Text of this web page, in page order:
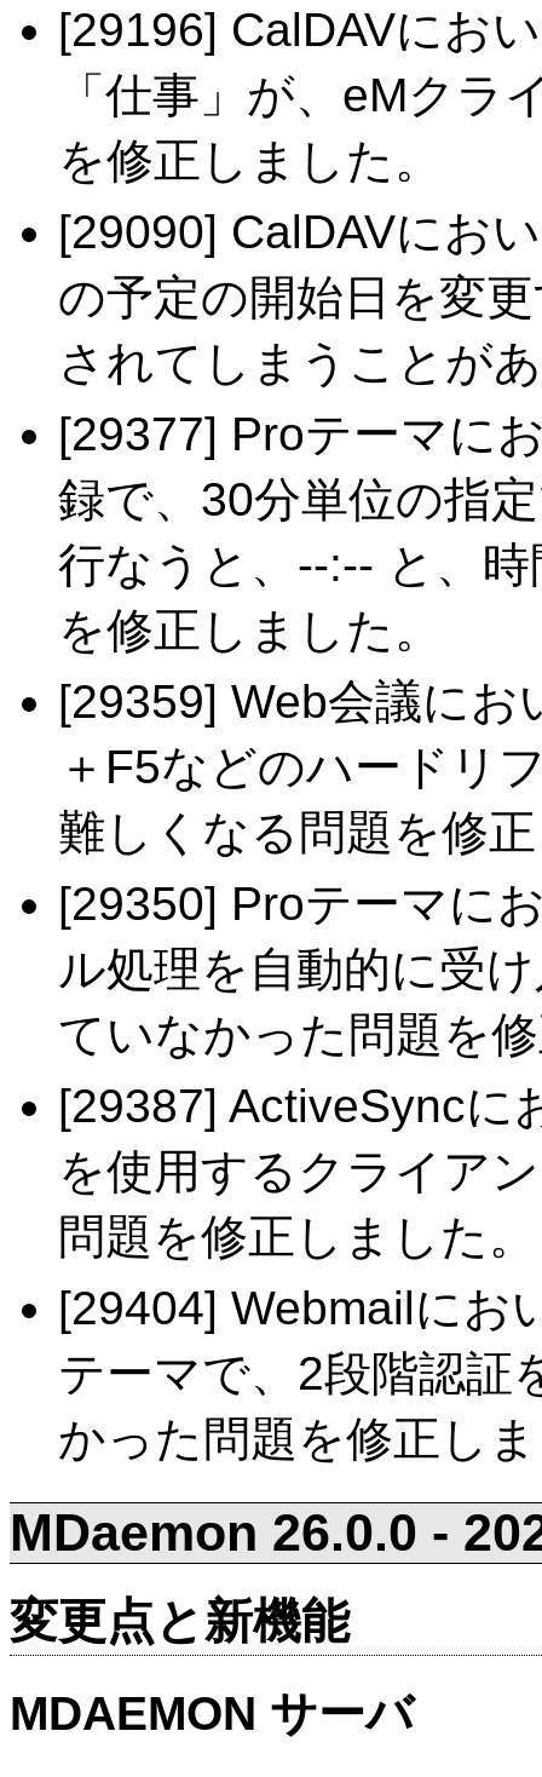
[29196] CalDAVにお
「仕事」が、eMク
を修正しました。
[29090] CalDAVにお
の予定の開始日を変
されてしまうことが
[29377] Proテーマに
録で、30分単位の指
行なうと、--:-- と、
を修正しました。
[29359] Web会議にお
＋F5などのハードリ
難しくなる問題を修
[29350] Proテーマに
ル処理を自動的に受
ていなかった問題を
[29387] ActiveSyncに
を使用するクライア
問題を修正しました。
[29404] Webmailにお
テーマで、2段階認証
かった問題を修正し
MDaemon 26.0.0 -
変更点と新機能
MDAEMON サーバ